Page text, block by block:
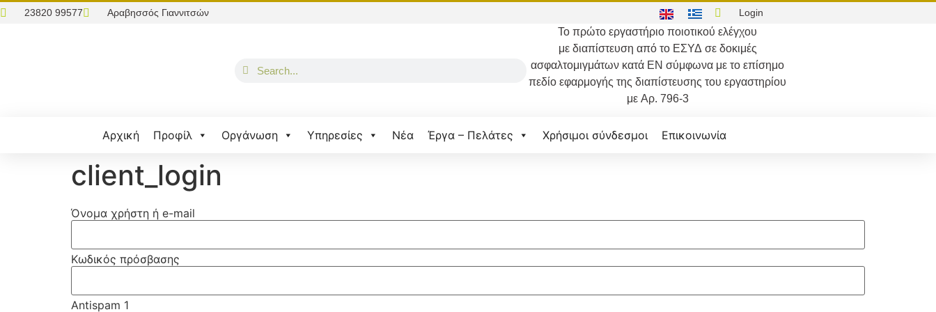
23820 99577 Αραβησσός Γιαννιτσών Login
Τοπρώτο εργαστήριο ποιοτικού ελέγχου
με διαπίστευση από το ΕΣΥΔ σε δοκιμές
ασφαλτομιγμάτων κατά ΕΝ σύμφωνα με το επίσημο
πεδίο εφαρμογής της διαπίστευσης του εργαστηρίου
με Αρ. 796-3
Αρχική Προφίλ Οργάνωση Υπηρεσίες Νέα Έργα – Πελάτες Χρήσιμοι σύνδεσμοι Επικοινωνία
client_login
Όνομα χρήστη ή e-mail
Κωδικός πρόσβασης
Antispam 1